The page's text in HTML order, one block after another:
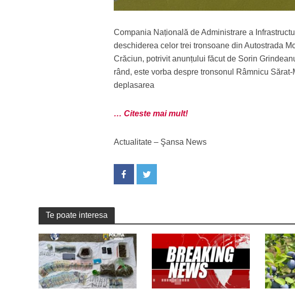
Compania Națională de Administrare a
deschiderea celor trei tronsoane din Autostrada
Crăciun, potrivit anunțului făcut de Sorin
rând, este vorba despre tronsonul Râmnicu
deplasarea
… Citeste mai mult!
Actualitate – Şansa News
Te poate interesa